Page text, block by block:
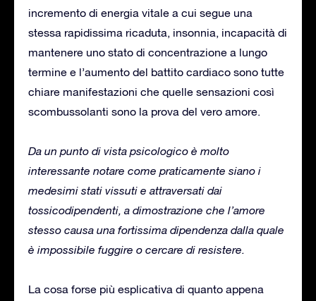
incremento di energia vitale a cui segue una
stessa rapidissima ricaduta, insonnia, incapacità di
mantenere uno stato di concentrazione a lungo
termine e l’aumento del battito cardiaco sono tutte
chiare manifestazioni che quelle sensazioni così
scombussolanti sono la prova del vero amore.
Da un punto di vista psicologico è molto
interessante notare come praticamente siano i
medesimi stati vissuti e attraversati dai
tossicodipendenti, a dimostrazione che l’amore
stesso causa una fortissima dipendenza dalla quale
è impossibile fuggire o cercare di resistere.
La cosa forse più esplicativa di quanto appena